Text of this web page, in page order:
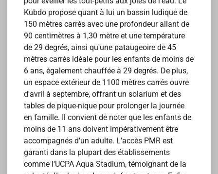
Kubdo propose quant à lui un bassin ludique de
150 mètres carrés avec une profondeur allant de
90 centimètres à 1,30 mètre et une température
de 29 degrés, ainsi qu'une pataugeoire de 45
mètres carrés idéale pour les enfants de moins de
6 ans, également chauffée à 29 degrés. De plus,
un espace extérieur de 1100 mètres carrés ouvre
d'avril à septembre, offrant un solarium et des
tables de pique-nique pour prolonger la journée
en famille. Il convient de noter que les enfants de
moins de 11 ans doivent impérativement être
accompagnés d'un adulte. L'accès PMR est
garanti dans la plupart des établissements
comme l'UCPA Aqua Stadium, témoignant de la